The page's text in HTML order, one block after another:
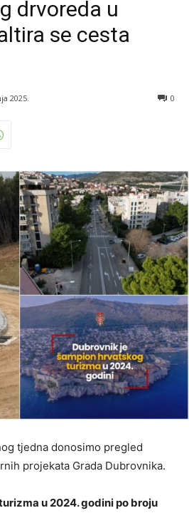
drvoreda u
se cesta
2025. 0
tjedna donosimo pregled
projekata Grada Dubrovnika.
u 2024. godini po broju